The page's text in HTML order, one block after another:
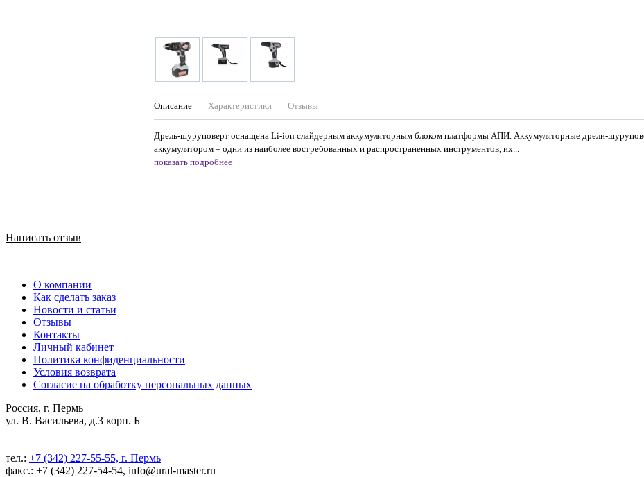
Описание Характеристики Отзывы
Дрель-шуруповерт оснащена Li-ion слайдерным аккумуляторным блоком платформы АПИ. Аккумуляторные дрели-
аккумулятором – одни из наиболее востребованных и распространенных инструментов, их...
показать подробнее
Написать отзыв
О компании
Как сделать заказ
Новости и статьи
Отзывы
Контакты
Личный кабинет
Политика конфиденциальности
Условия возврата
Согласие на обработку персональных данных
Россия, г. Пермь
ул. В. Васильева, д.3 корп. Б
тел.: +7 (342) 227-55-55, г. Пермь
факс.: +7 (342) 227-54-54, info@ural-master.ru